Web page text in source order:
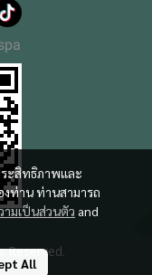
ะสิทธิภาพและ
ท่าน ท่านสามารถ
ามเป็นส่วนตัว and
All
Reserved.